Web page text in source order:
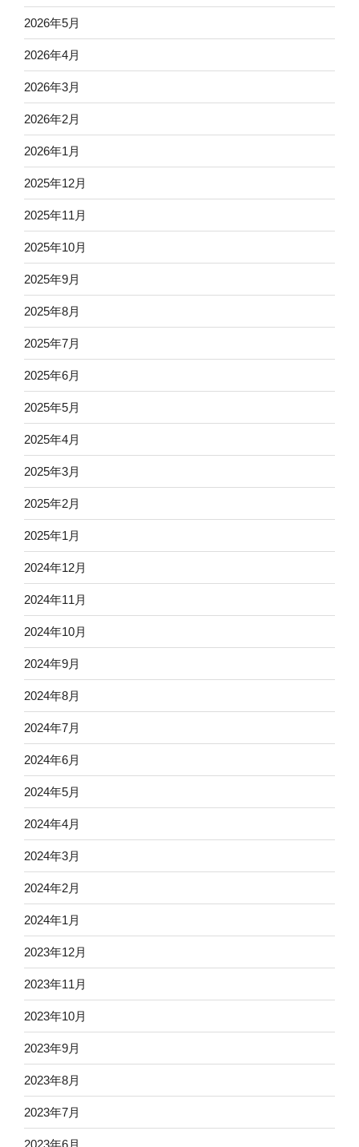
2026年5月
2026年4月
2026年3月
2026年2月
2026年1月
2025年12月
2025年11月
2025年10月
2025年9月
2025年8月
2025年7月
2025年6月
2025年5月
2025年4月
2025年3月
2025年2月
2025年1月
2024年12月
2024年11月
2024年10月
2024年9月
2024年8月
2024年7月
2024年6月
2024年5月
2024年4月
2024年3月
2024年2月
2024年1月
2023年12月
2023年11月
2023年10月
2023年9月
2023年8月
2023年7月
2023年6月